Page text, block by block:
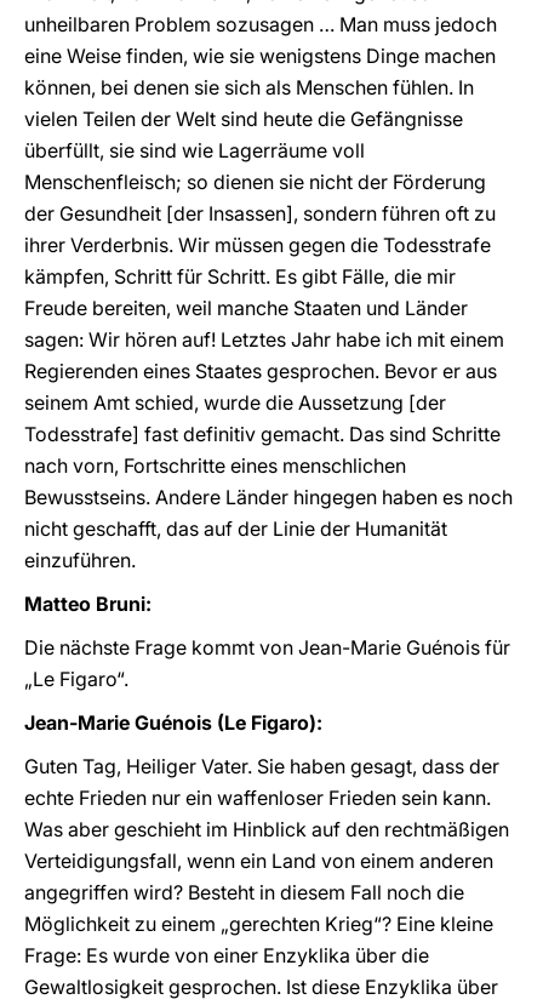
unheilbaren Problem sozusagen … Man muss jedoch
eine Weise finden, wie sie wenigstens Dinge machen
können, bei denen sie sich als Menschen fühlen. In
vielen Teilen der Welt sind heute die Gefängnisse
überfüllt, sie sind wie Lagerräume voll
Menschenfleisch; so dienen sie nicht der Förderung
der Gesundheit [der Insassen], sondern führen oft zu
ihrer Verderbnis. Wir müssen gegen die Todesstrafe
kämpfen, Schritt für Schritt. Es gibt Fälle, die mir
Freude bereiten, weil manche Staaten und Länder
sagen: Wir hören auf! Letztes Jahr habe ich mit einem
Regierenden eines Staates gesprochen. Bevor er aus
seinem Amt schied, wurde die Aussetzung [der
Todesstrafe] fast definitiv gemacht. Das sind Schritte
nach vorn, Fortschritte eines menschlichen
Bewusstseins. Andere Länder hingegen haben es noch
nicht geschafft, das auf der Linie der Humanität
einzuführen.
Matteo Bruni:
Die nächste Frage kommt von Jean-Marie Guénois für
„Le Figaro“.
Jean-Marie Guénois (Le Figaro):
Guten Tag, Heiliger Vater. Sie haben gesagt, dass der
echte Frieden nur ein waffenloser Frieden sein kann.
Was aber geschieht im Hinblick auf den rechtmäßigen
Verteidigungsfall, wenn ein Land von einem anderen
angegriffen wird? Besteht in diesem Fall noch die
Möglichkeit zu einem „gerechten Krieg“? Eine kleine
Frage: Es wurde von einer Enzyklika über die
Gewaltlosigkeit gesprochen. Ist diese Enzyklika über